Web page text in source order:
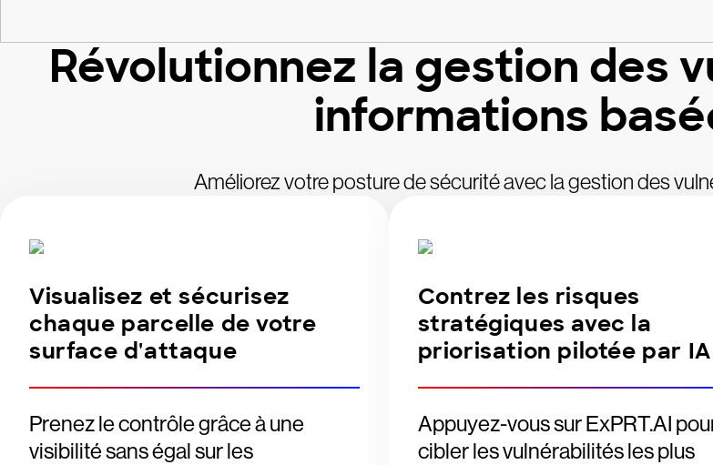
Révolutionnez la gestion des
informations
Améliorez votre posture de sécurité avec la gestion des
Visualisez et sécurisez
chaque parcelle de votre
surface d'attaque
Prenez le contrôle grâce à une
visibilité sans égal sur les
Contrez les risques
stratégiques avec la
priorisation pilotée par IA
Appuyez-vous sur ExPRT.AI
cibler les vulnérabilités les plus